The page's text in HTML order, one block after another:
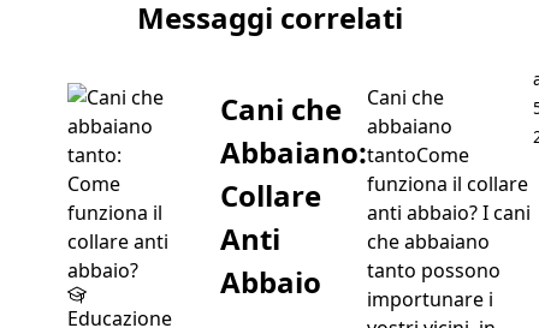
Messaggi correlati
Educazione
Cani che
Abbaiano:
Collare
Anti
Abbaio
Cani che
abbaiano
tantoCome
funziona il collare
anti abbaio? I cani
che abbaiano
tanto possono
importunare i